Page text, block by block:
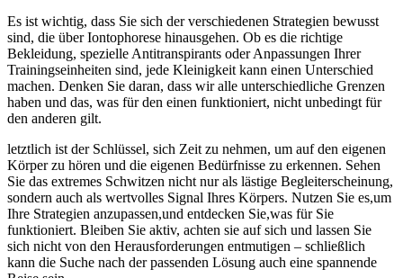
Es ist wichtig, dass Sie sich der verschiedenen Strategien ⁢bewusst
sind, die über Iontophorese hinausgehen. Ob ​es die⁢ richtige
Bekleidung, spezielle Antitranspirants oder⁣ Anpassungen Ihrer⁤
Trainingseinheiten‍ sind, jede Kleinigkeit kann einen Unterschied
machen. Denken Sie daran, dass wir alle ​unterschiedliche Grenzen
haben und das, was ⁤für den einen⁣ funktioniert,‌ nicht unbedingt für
den‌ anderen gilt.
letztlich ist der Schlüssel, sich Zeit ⁤zu nehmen, um auf den​ eigenen⁤
Körper zu hören und die eigenen Bedürfnisse zu erkennen. Sehen
Sie das ⁣extremes Schwitzen nicht nur‍ als lästige Begleiterscheinung,​
sondern auch als wertvolles Signal Ihres Körpers. Nutzen Sie es,um
Ihre ​Strategien anzupassen,und entdecken Sie,was für Sie
funktioniert. Bleiben ⁤Sie aktiv, achten sie auf sich und ⁢lassen Sie
sich nicht von ‌den ⁣Herausforderungen entmutigen – schließlich
kann die Suche ‍nach ‌der ‌passenden Lösung auch eine spannende